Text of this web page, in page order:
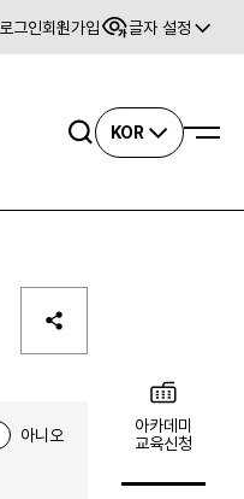
로그인회원가입 글자 설정
검색KOR
아니오
아카데미
교육신청